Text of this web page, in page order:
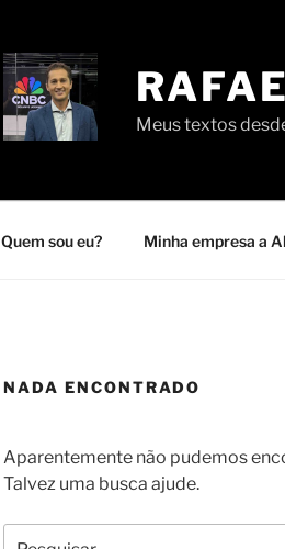
Meus textos
Quem sou eu? Minha empresa a
NADA ENCONTRADO
Aparentemente não pudemos
Talvez uma busca ajude.